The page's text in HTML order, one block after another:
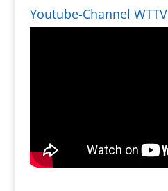
Youtube-Channel WTTV